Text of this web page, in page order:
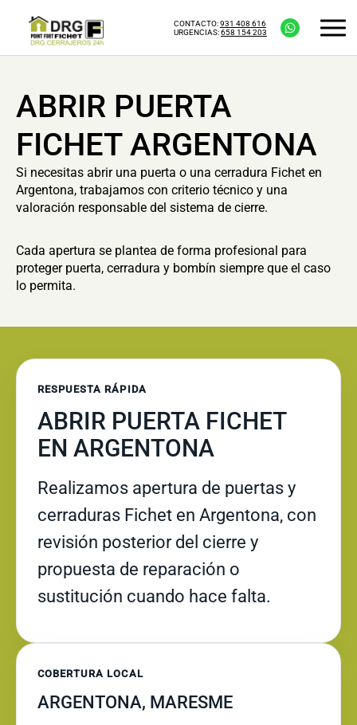
CONTACTO:931 408 616
URGENCIAS:658 154 203
ABRIR PUERTA
FICHET ARGENTONA
Si necesitas abrir una puerta o una cerradura Fichet en
Argentona, trabajamos con criterio técnico y una
valoración responsable del sistema de cierre.
Cada apertura se plantea de forma profesional para
proteger puerta, cerradura y bombín siempre que el caso
lo permita.
RESPUESTA RÁPIDA
ABRIR PUERTA FICHET
EN ARGENTONA
Realizamos apertura de puertas y
cerraduras Fichet en Argentona, con
revisión posterior del cierre y
propuesta de reparación o
sustitución cuando hace falta.
COBERTURA LOCAL
ARGENTONA, MARESME